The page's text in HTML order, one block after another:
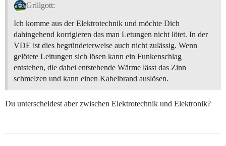
Grillgott:
Ich komme aus der Elektrotechnik und möchte Dich
dahingehend korrigieren das man Letungen nicht lötet. In der
VDE ist dies begründeterweise auch nicht zulässig. Wenn
gelötete Leitungen sich lösen kann ein Funkenschlag
entstehen, die dabei entstehende Wärme lässt das Zinn
schmelzen und kann einen Kabelbrand auslösen.
Du unterscheidest aber zwischen Elektrotechnik und Elektronik?